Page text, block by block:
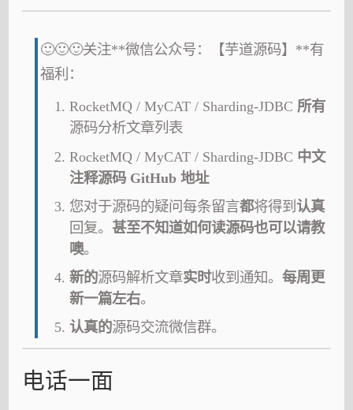
🙂🙂🙂关注**微信公众号：【芋道源码】**有
福利：
RocketMQ / MyCAT / Sharding-JDBC 所有
源码分析文章列表
RocketMQ / MyCAT / Sharding-JDBC 中文
注释源码 GitHub 地址
您对于源码的疑问每条留言都将得到 认真
回复。 甚至不知道如何读源码也可以请教
噢。
新的源码解析文章实时收到通知。每周更
新一篇左右。
认真的源码交流微信群。
电话一面